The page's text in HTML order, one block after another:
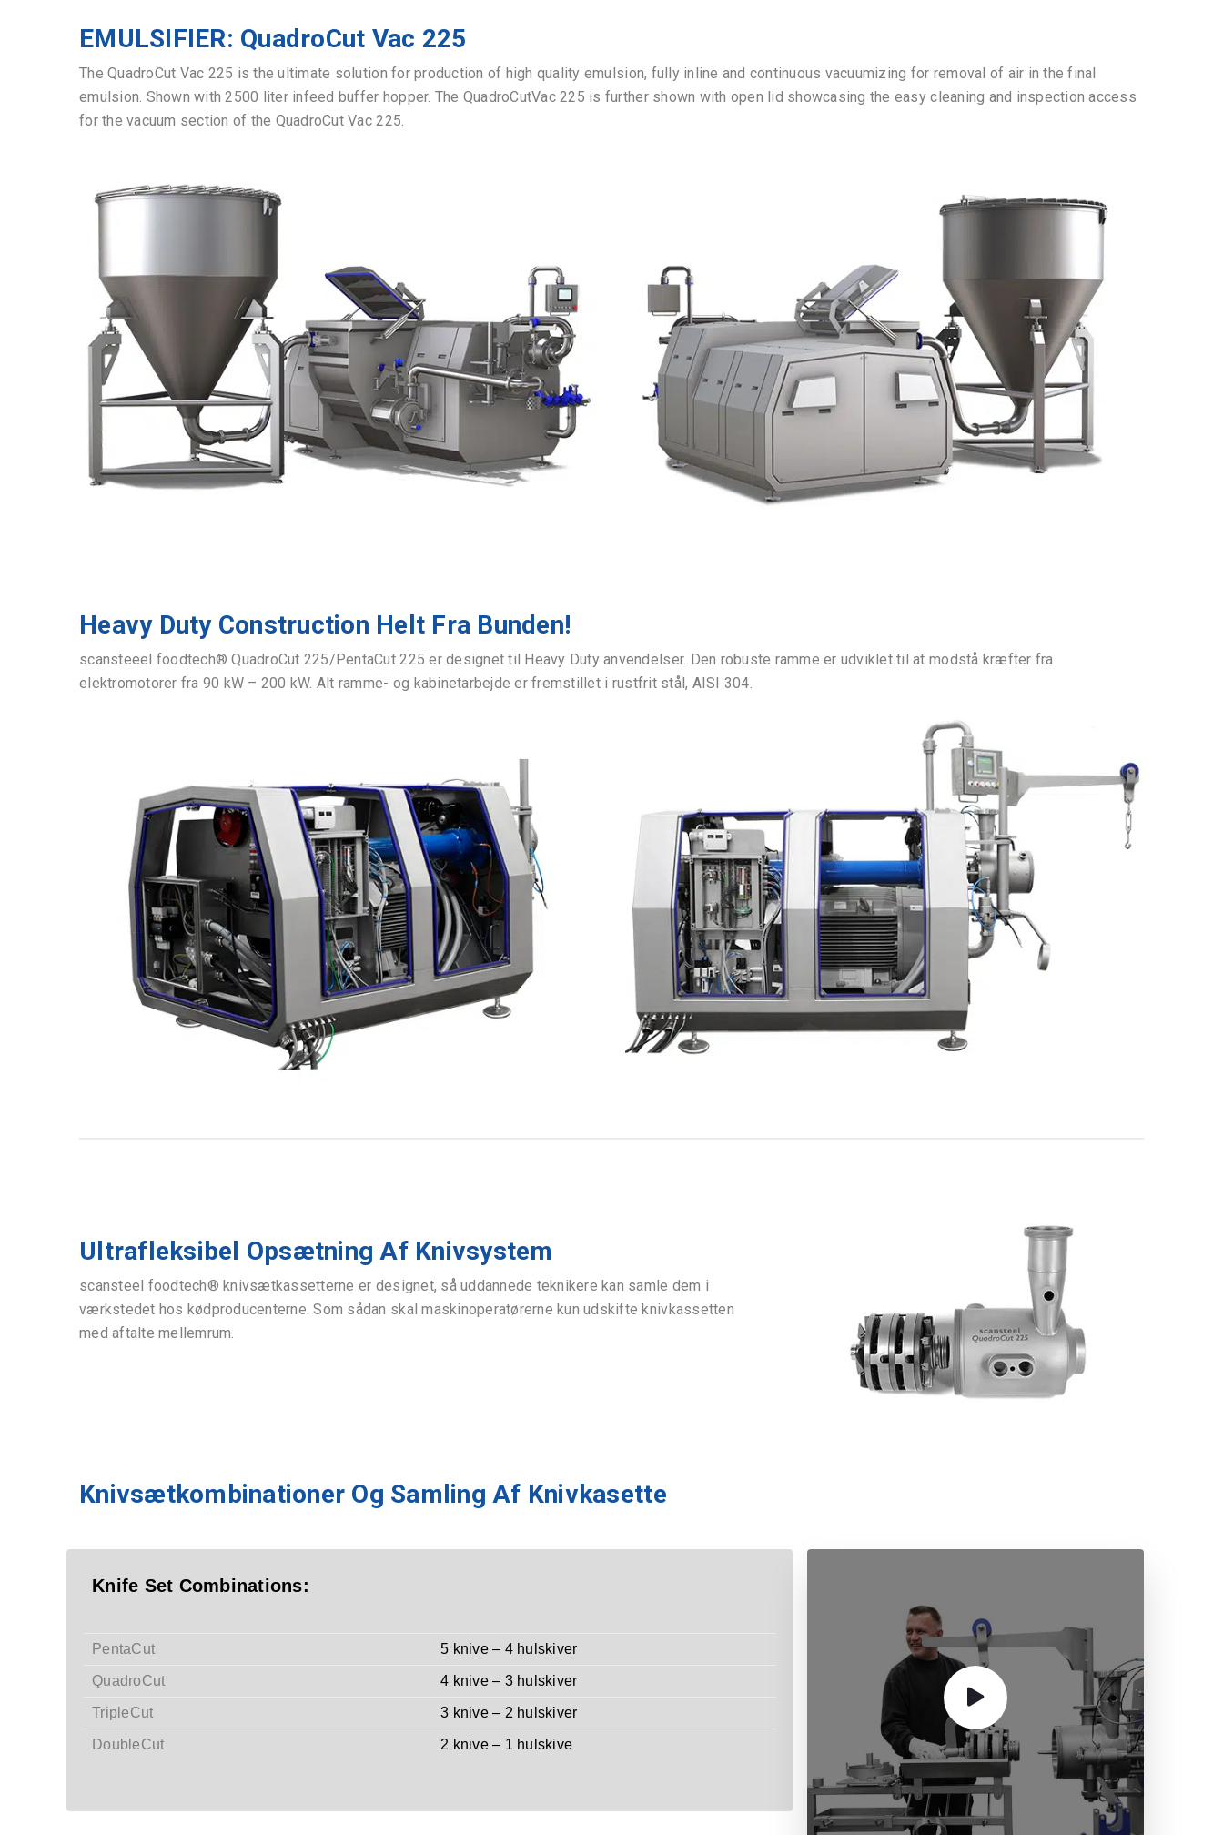
EMULSIFIER: QuadroCut Vac 225
The QuadroCut Vac 225 is the ultimate solution for production of high quality emulsion, fully inline and continuous vacuumizing for removal of air in the final
emulsion. Shown with 2500 liter infeed buffer hopper. The QuadroCutVac 225 is further shown with open lid showcasing the easy cleaning and inspection access
for the vacuum section of the QuadroCut Vac 225.
Heavy Duty Construction Helt Fra Bunden!
scansteeel foodtech® QuadroCut 225/PentaCut 225 er designet til Heavy Duty anvendelser. Den robuste ramme er udviklet til at modstå kræfter fra
elektromotorer fra 90 kW – 200 kW. Alt ramme- og kabinetarbejde er fremstillet i rustfrit stål, AISI 304.
Ultrafleksibel Opsætning Af Knivsystem
scansteel foodtech® knivsætkassetterne er designet, så uddannede teknikere kan samle dem i
værkstedet hos kødproducenterne. Som sådan skal maskinoperatørerne kun udskifte knivkassetten
med aftalte mellemrum.
Knivsætkombinationer Og Samling Af Knivkasette
Knife Set Combinations:
PentaCut 5 knive – 4 hulskiver
QuadroCut 4 knive – 3 hulskiver
TripleCut 3 knive – 2 hulskiver
DoubleCut 2 knive – 1 hulskive